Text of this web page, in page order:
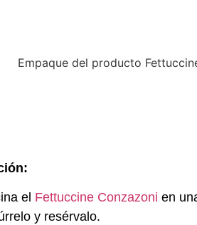
el Fettuccine Conzazoni en
y resérvalo.